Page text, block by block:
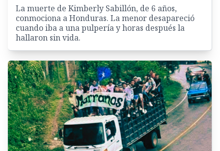
La muerte de Kimberly Sabillón, de 6 años,
conmociona a Honduras. La menor desapareció
cuando iba a una pulpería y horas después la
hallaron sin vida.